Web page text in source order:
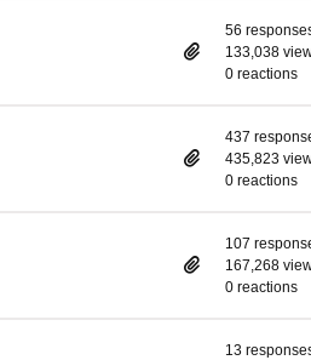
56
133,038
0 reactions
437
435,823
0 reactions
107
167,268
0 reactions
13